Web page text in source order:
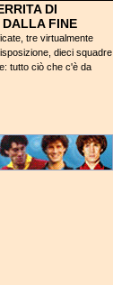
DI
DALLA FINE
tre virtualmente
dieci squadre,
tutto ciò che c'è da